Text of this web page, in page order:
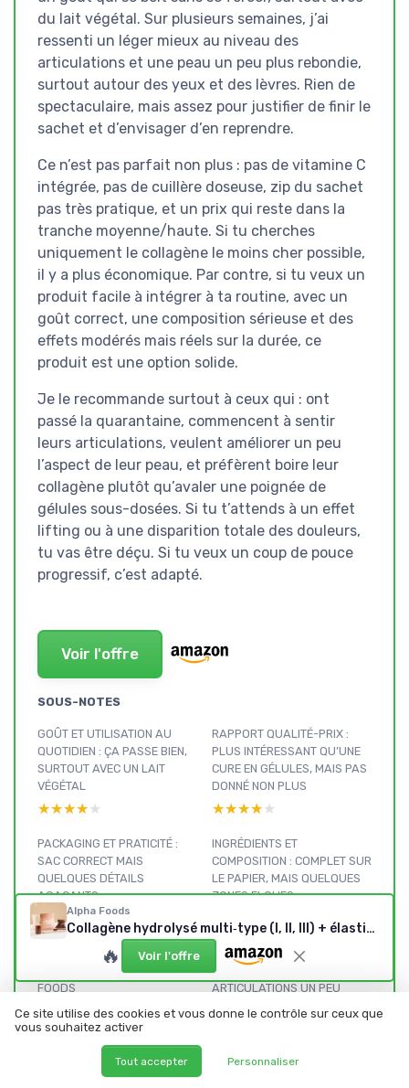
du lait végétal. Sur plusieurs semaines, j’ai
ressenti un léger mieux au niveau des
articulations et une peau un peu plus rebondie,
surtout autour des yeux et des lèvres. Rien de
spectaculaire, mais assez pour justifier de finir le
sachet et d’envisager d’en reprendre.
Ce n’est pas parfait non plus : pas de vitamine C
intégrée, pas de cuillère doseuse, zip du sachet
pas très pratique, et un prix qui reste dans la
tranche moyenne/haute. Si tu cherches
uniquement le collagène le moins cher possible,
il y a plus économique. Par contre, si tu veux un
produit facile à intégrer à ta routine, avec un
goût correct, une composition sérieuse et des
effets modérés mais réels sur la durée, ce
produit est une option solide.
Je le recommande surtout à ceux qui : ont
passé la quarantaine, commencent à sentir
leurs articulations, veulent améliorer un peu
l’aspect de leur peau, et préfèrent boire leur
collagène plutôt qu’avaler une poignée de
gélules sous-dosées. Si tu t’attends à un effet
lifting ou à une disparition totale des douleurs,
tu vas être déçu. Si tu veux un coup de pouce
progressif, c’est adapté.
Voir l'offre
SOUS-NOTES
GOÛT ET UTILISATION AU
QUOTIDIEN : ÇA PASSE BIEN,
SURTOUT AVEC UN LAIT
VÉGÉTAL
★★★★★
★★★★★
RAPPORT QUALITÉ-PRIX :
PLUS INTÉRESSANT QU’UNE
CURE EN GÉLULES, MAIS PAS
DONNÉ NON PLUS
★★★★★
★★★★★
PACKAGING ET PRATICITÉ :
SAC CORRECT MAIS
QUELQUES DÉTAILS
AGAÇANTS
★★★★★
★★★★★
INGRÉDIENTS ET
COMPOSITION : COMPLET SUR
LE PAPIER, MAIS QUELQUES
ZONES FLOUES
★★★★★
★★★★★
PRÉSENTATION DU PRODUIT :
CE QUE PROMET ALPHA
FOODS
★★★★★
★★★★★
EFFICACITÉ RÉELLE : PEAU UN
PEU PLUS REBONDIE,
ARTICULATIONS UN PEU
Alpha Foods
Collagène hydrolysé multi‑type (I, II, III) + élastine & acide hyaluronique — Chocolat
🔥 Voir l'offre
Ce site utilise des cookies et vous donne le contrôle sur ceux que
vous souhaitez activer
Tout accepter Personnaliser